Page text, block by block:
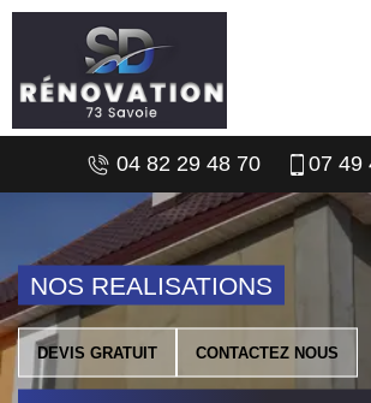
04 82 29 48 70 07 49
NOS REALISATIONS
DEVIS GRATUIT CONTACTEZ NOUS